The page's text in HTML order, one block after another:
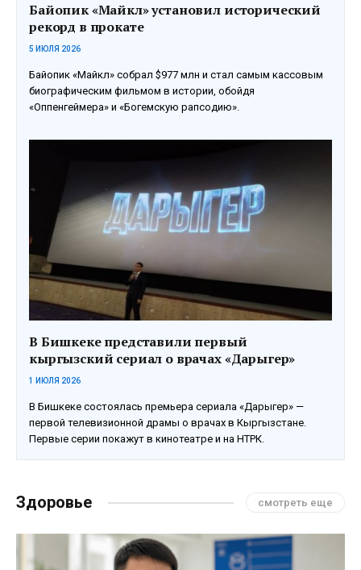
Байопик «Майкл» установил исторический
рекорд в прокате
5 ИЮЛЯ 2026
Байопик «Майкл» собрал $977 млн и стал самым кассовым
биографическим фильмом в истории, обойдя
«Оппенгеймера» и «Богемскую рапсодию».
В Бишкеке представили первый
кыргызский сериал о врачах «Дарыгер»
1 ИЮЛЯ 2026
В Бишкеке состоялась премьера сериала «Дарыгер» —
первой телевизионной драмы о врачах в Кыргызстане.
Первые серии покажут в кинотеатре и на НТРК.
Здоровье смотреть еще